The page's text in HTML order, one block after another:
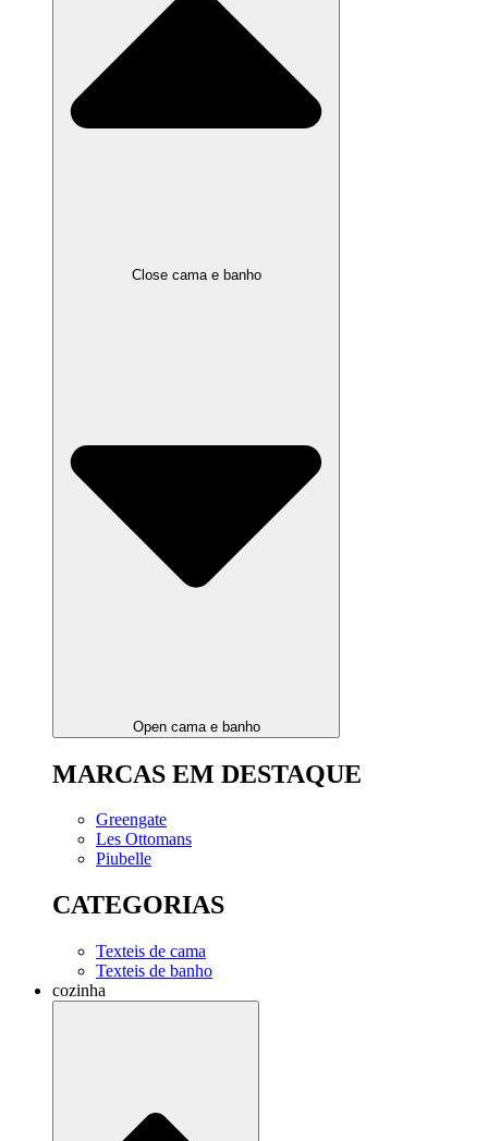
Close cama e banho
Open cama e banho
MARCAS EM DESTAQUE
Greengate
Les Ottomans
Piubelle
CATEGORIAS
Texteis de cama
Texteis de banho
cozinha